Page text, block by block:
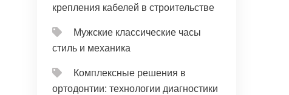
крепления кабелей в строительстве
Мужские классические часы
стиль и механика
Комплексные решения в
ортодонтии: технологии диагностики